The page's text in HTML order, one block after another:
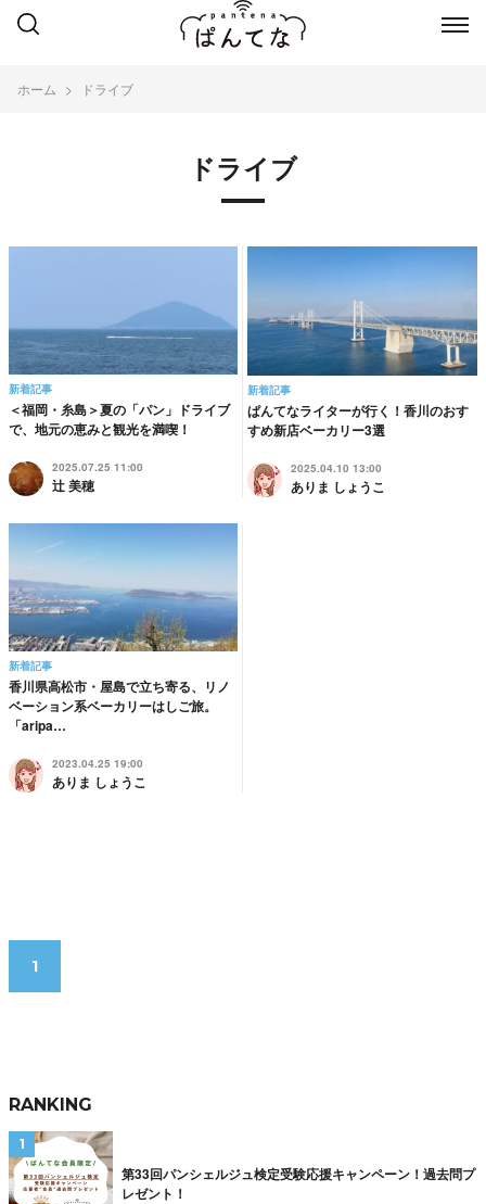
ホーム ドライブ
ドライブ
新着記事
＜福岡・糸島＞夏の「パン」ドライブ
で、地元の恵みと観光を満喫！
2025.07.25 11:00
辻 美穂
新着記事
ぱんてなライターが行く！香川のおす
すめ新店ベーカリー3選
2025.04.10 13:00
ありま しょうこ
新着記事
香川県高松市・屋島で立ち寄る、リノ
ベーション系ベーカリーはしご旅。
「aripa…
2023.04.25 19:00
ありま しょうこ
1
RANKING
第33回パンシェルジュ検定受験応援キャンペーン！過去問プ
レゼント！